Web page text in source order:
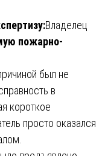
Владелец
пожарно-
был не
в
короткое
просто оказался